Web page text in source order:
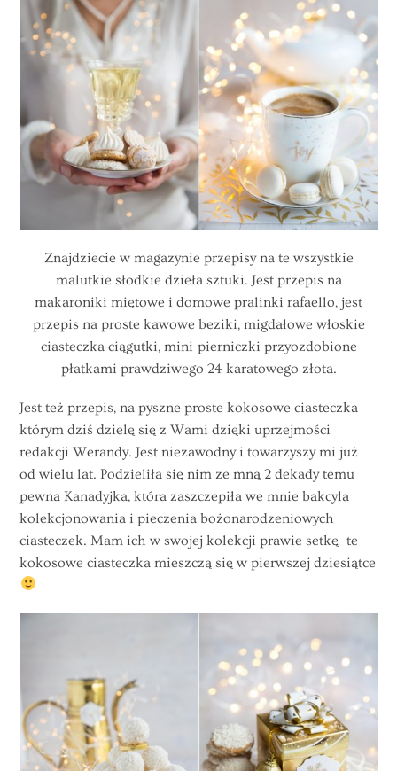
Znajdziecie w magazynie przepisy na te wszystkie
malutkie słodkie dzieła sztuki. Jest przepis na
makaroniki miętowe i domowe pralinki rafaello, jest
przepis na proste kawowe beziki, migdałowe włoskie
ciasteczka ciągutki, mini-pierniczki przyozdobione
płatkami prawdziwego 24 karatowego złota.
Jest też przepis, na pyszne proste kokosowe ciasteczka
którym dziś dzielę się z Wami dzięki uprzejmości
redakcji Werandy. Jest niezawodny i towarzyszy mi już
od wielu lat. Podzieliła się nim ze mną 2 dekady temu
pewna Kanadyjka, która zaszczepiła we mnie bakcyla
kolekcjonowania i pieczenia bożonarodzeniowych
ciasteczek. Mam ich w swojej kolekcji prawie setkę- te
kokosowe ciasteczka mieszczą się w pierwszej dziesiątce